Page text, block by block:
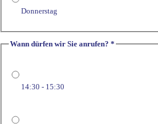
Donnerstag
Wann dürfen wir Sie anrufen?*
14:30 - 15:30